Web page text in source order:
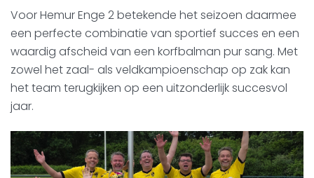
Voor Hemur Enge 2 betekende het seizoen daarmee
een perfecte combinatie van sportief succes en een
waardig afscheid van een korfbalman pur sang. Met
zowel het zaal- als veldkampioenschap op zak kan
het team terugkijken op een uitzonderlijk succesvol
jaar.